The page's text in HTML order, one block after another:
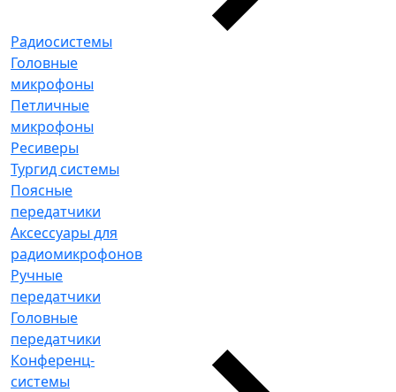
Радиосистемы
Головные
микрофоны
Петличные
микрофоны
Ресиверы
Тургид системы
Поясные
передатчики
Аксессуары для
радиомикрофонов
Ручные
передатчики
Головные
передатчики
Конференц-
системы